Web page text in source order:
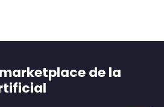
de la